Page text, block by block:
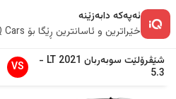
ئەپەکە دابەزێنە
خێراترین و ئاسانترین ڕێگا بۆ iQ Cars
شێڤرۆلێت سوبەربان 2021
LT
-
5.3
VS